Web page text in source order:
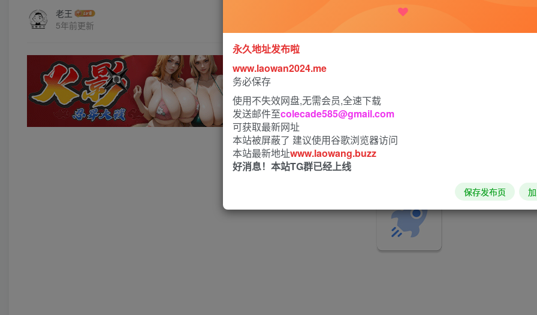
老王
5年前更新
永久地址发布啦
www.laowan2024.me
务必保存
使用不失效网盘,无需会员,全速下载
发送邮件至colecade585@gmail.com
可获取最新网址
本站被屏蔽了 建议使用谷歌浏览器访问
本站最新地址www.laowang.buzz
好消息！本站TG群已经上线
保存发布页